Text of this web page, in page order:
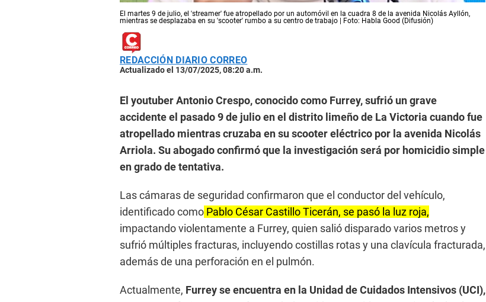
El martes 9 de julio, el 'streamer' fue atropellado por un automóvil en la cuadra 8 de la avenida Nicolás Ayllón,
mientras se desplazaba en su 'scooter' rumbo a su centro de trabajo | Foto: Habla Good (Difusión)
REDACCIÓN DIARIO CORREO
Actualizado el 13/07/2025, 08:20 a.m.
El youtuber Antonio Crespo, conocido como Furrey, sufrió un grave
accidente el pasado 9 de julio en el distrito limeño de La Victoria cuando fue
atropellado mientras cruzaba en su scooter eléctrico por la avenida Nicolás
Arriola. Su abogado confirmó que la investigación será por homicidio simple
en grado de tentativa.
Las cámaras de seguridad confirmaron que el conductor del vehículo,
identificado como Pablo César Castillo Ticerán, se pasó la luz roja,
impactando violentamente a Furrey, quien salió disparado varios metros y
sufrió múltiples fracturas, incluyendo costillas rotas y una clavícula fracturada,
además de una perforación en el pulmón.
Actualmente, Furrey se encuentra en la Unidad de Cuidados Intensivos (UCI),